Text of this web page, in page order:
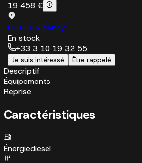
19 458 €
CITROËN Nancy
En stock
+33 3 10 19 32 55
Je suis intéressé Être rappelé
Descriptif
Équipements
Reprise
Caractéristiques
Énergiediesel